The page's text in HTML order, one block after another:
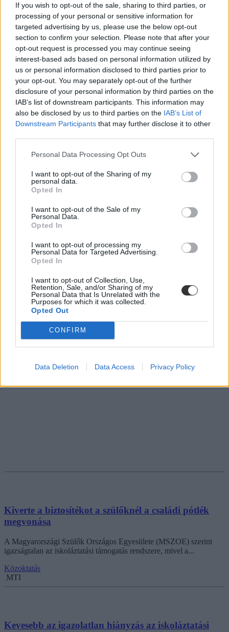
If you wish to opt-out of the sale, sharing to third parties, or
processing of your personal or sensitive information for
targeted advertising by us, please use the below opt-out
section to confirm your selection. Please note that after your
opt-out request is processed you may continue seeing
interest-based ads based on personal information utilized by
us or personal information disclosed to third parties prior to
your opt-out. You may separately opt-out of the further
disclosure of your personal information by third parties on the
IAB’s list of downstream participants. This information may
also be disclosed by us to third parties on the IAB’s List of
Downstream Participants that may further disclose it to other
Personal Data Processing Opt Outs
I want to opt-out of the Sharing of my
personal data.
Opted In
I want to opt-out of the Sale of my
Personal Data.
Opted In
I want to opt-out of processing my
Personal Data for Targeted Advertising.
Opted In
I want to opt-out of Collection, Use,
Retention, Sale, and/or Sharing of my
Personal Data that Is Unrelated with the
Purposes for which it was collected.
Opted Out
CONFIRM
Data Deletion Data Access Privacy Policy
Közoktatás
MTI
A Magyarországi Szülők Országos Egyesülete véleménye szerint
sérti a szülő szabadságjogát, ha az iskolai...
Közoktatás
Kiverte a biztosítékot a szülőknél a családi pótlék
megvonása
A Magyarországi Szülők Országos Egyesülete (MSZOE) szerint
igazságtalan az iskoláztatási támogatás rendszere, mivel a...
Közoktatás
MTI
Kevesebb az igazolatlan hiányzás az iskoláztatási